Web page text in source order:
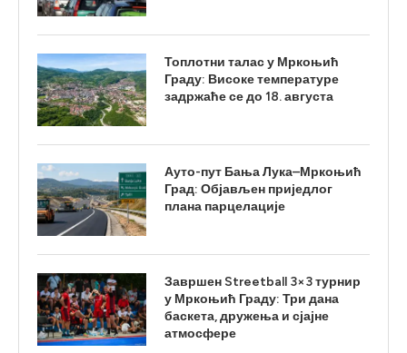
Топлотни талас у Мркоњић
Граду: Високе температуре
задржаће се до 18. августа
Ауто-пут Бања Лука–Мркоњић
Град: Објављен приједлог
плана парцелације
Завршен Streetball 3×3 турнир
у Мркоњић Граду: Три дана
баскета, дружења и сјајне
атмосфере